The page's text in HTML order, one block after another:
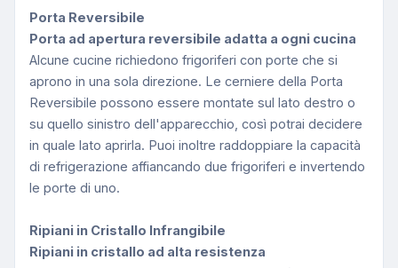
Porta Reversibile
Porta ad apertura reversibile adatta a ogni cucina
Alcune cucine richiedono frigoriferi con porte che si
aprono in una sola direzione. Le cerniere della Porta
Reversibile possono essere montate sul lato destro o
su quello sinistro dell'apparecchio, così potrai decidere
in quale lato aprirla. Puoi inoltre raddoppiare la capacità
di refrigerazione affiancando due frigoriferi e invertendo
le porte di uno.
Ripiani in Cristallo Infrangibile
Ripiani in cristallo ad alta resistenza